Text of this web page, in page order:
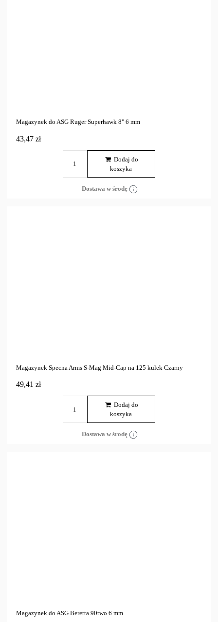
Magazynek do ASG Ruger Superhawk 8" 6 mm
43,47 zł
Dodaj do
koszyka
Dostawa w środę
Magazynek Specna Arms S-Mag Mid-Cap na 125 kulek Czarny
49,41 zł
Dodaj do
koszyka
Dostawa w środę
Magazynek do ASG Beretta 90two 6 mm